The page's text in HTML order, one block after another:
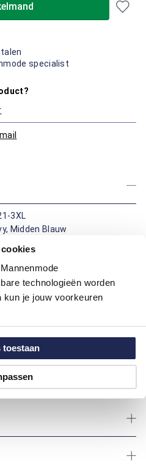
technologieën worden
kun je jouw voorkeuren
toestaan
specialist
3XL
Midden Blauw
motief
van Bartlett heeft een
fit pasvorm, perfect voor een
biedt ademend comfort, ideaal
print voegt een speels